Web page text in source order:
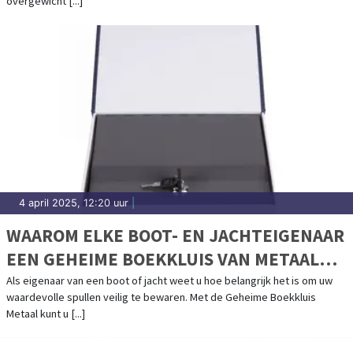
4 april 2025, 12:20 uur
WAAROM ELKE BOOT- EN JACHTEIGENAAR
EEN GEHEIME BOEKKLUIS VAN METAAL
MOET HEBBEN
Als eigenaar van een boot of jacht weet u hoe belangrijk het is om uw
waardevolle spullen veilig te bewaren. Met de Geheime Boekkluis
Metaal kunt u [...]